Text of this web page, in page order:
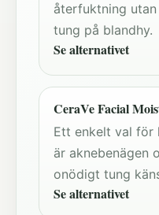
återfuktning
tung på blandhy.
Se alternativet
CeraVe Facial
Ett enkelt val för
är aknebenägen
onödigt tung
Se alternativet